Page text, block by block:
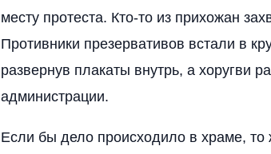
месту протеста. Кто-то из прихожан
Противники презервативов встали в
развернув плакаты внутрь, а хоругви
администрации.
Если бы дело происходило в храме, то